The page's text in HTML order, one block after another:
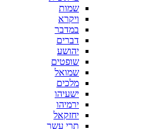
שמות
ויקרא
במדבר
דברים
יהושע
שופטים
שמואל
מלכים
ישעיהו
ירמיהו
יחזקאל
תרי עשר